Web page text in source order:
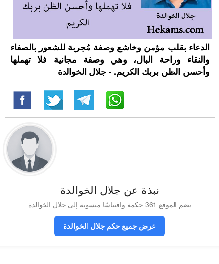
الدعاء بقلب مؤمن وخاشع وصفة مُجربة للشعور بالصفاء
والنقاء وراحة البال، وهي وصفة مجانية فلا تهملها
وأحسن الظن بربك الكريم. - جلال الخوالدة
نبذة عن جلال الخوالدة
يضم الموقع 361 حكمة واقتباسًا منسوبة إلى جلال الخوالدة
عرض جميع حكم جلال الخوالدة